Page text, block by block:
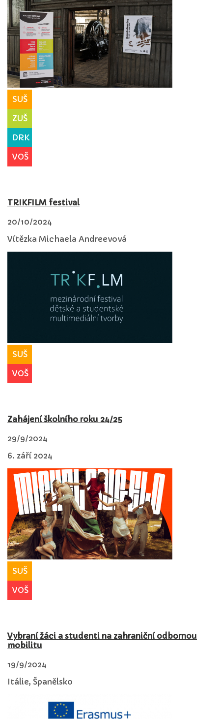
SUŠ
ZUŠ
DRK
VOŠ
TRIKFILM festival
20/10/2024
Vítězka Michaela Andreevová
SUŠ
VOŠ
Zahájení školního roku 24/25
29/9/2024
6. září 2024
SUŠ
VOŠ
Vybraní žáci a studenti na zahraniční odbornou
mobilitu
19/9/2024
Itálie, Španělsko